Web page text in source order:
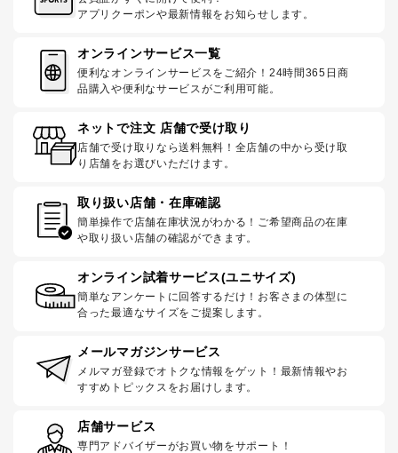
アプリクーポンや最新情報をお知らせします。
オンラインサービス一覧
便利なオンラインサービスをご紹介！24時間365日商
品購入や便利なサービスがご利用可能。
ネットで注文 店舗で受け取り
店舗で受け取りなら送料無料！全店舗の中から受け取
り店舗をお選びいただけます。
取り扱い店舗・在庫確認
簡単操作で店舗在庫状況がわかる！ご希望商品の在庫
や取り扱い店舗の確認ができます。
オンライン試着サービス(ユニサイズ)
簡単なアンケートに回答するだけ！お客さまの体型に
合った最適なサイズをご提案します。
メールマガジンサービス
メルマガ登録でオトクな情報をゲット！最新情報やお
すすめトピックスをお届けします。
店舗サービス
専門アドバイザーがお買い物をサポート！